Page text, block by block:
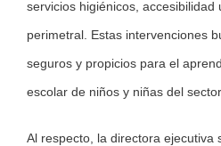
servicios higiénicos, accesibilidad
perimetral. Estas intervenciones
seguros y propicios para el
escolar de niños y niñas del sector.
Al respecto, la directora ejecutiva